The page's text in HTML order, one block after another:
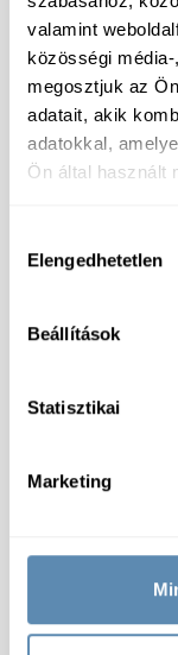
valamint
közösségi
megosztjuk az
adatait, akik
adatokkal,
Ön által használt
kiválasztása
Elengedhetetlen
Beállítások
Statisztikai
Marketing
20kg/#
Kukta Gold